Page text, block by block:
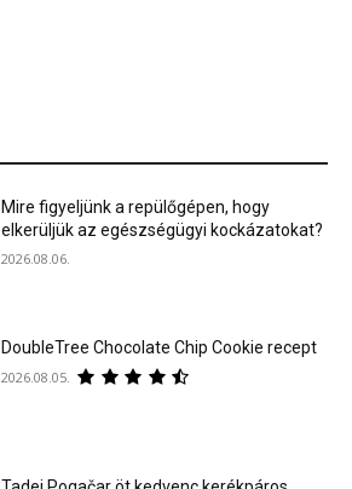
Mire figyeljünk a repülőgépen, hogy
elkerüljük az egészségügyi kockázatokat?
2026.08.06.
DoubleTree Chocolate Chip Cookie recept
2026.08.05.